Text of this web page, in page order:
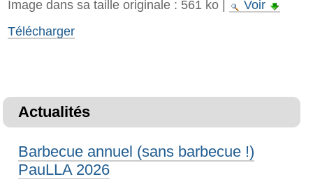
Image dans sa taille originale : 561 ko|
Voir
Télécharger
Actualités
Barbecue annuel (sans barbecue !)
PauLLA 2026